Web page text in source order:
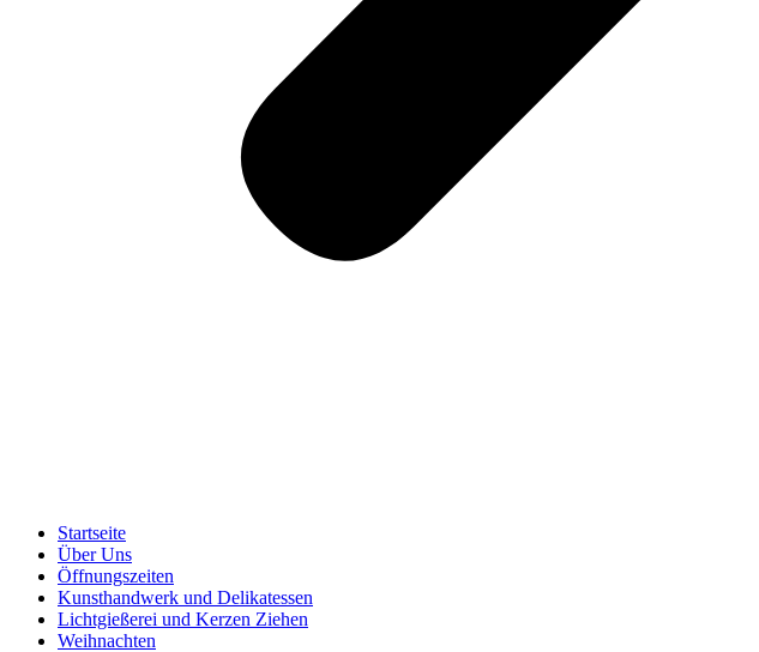
Startseite
Über Uns
Öffnungszeiten
Kunsthandwerk und Delikatessen
Lichtgießerei und Kerzen Ziehen
Weihnachten